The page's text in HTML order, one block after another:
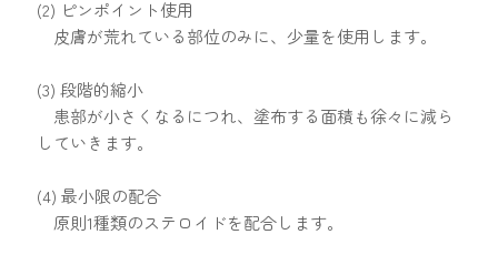
(2) ピンポイント使用
皮膚が荒れている部位のみに、少量を使用します。
(3) 段階的縮小
患部が小さくなるにつれ、塗布する面積も徐々に減ら
していきます。
(4) 最小限の配合
原則1種類のステロイドを配合します。